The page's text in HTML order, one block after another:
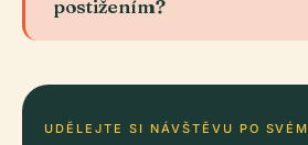
postižením?
UDĚLEJTE SI NÁVŠTĚVU PO SVÉM